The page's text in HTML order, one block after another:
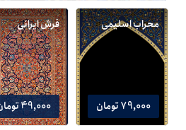
محراب اسلیمی
79,000 تومان
فرش ایرانی
49,000 تومان